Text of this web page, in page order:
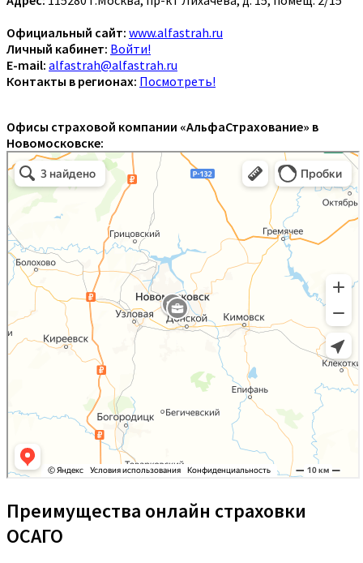
Официальный сайт: www.alfastrah.ru
Личный кабинет: Войти!
E-mail: alfastrah@alfastrah.ru
Контакты в регионах: Посмотреть!
Офисы страховой компании «АльфаСтрахование» в
Новомосковске:
Преимущества онлайн страховки
ОСАГО